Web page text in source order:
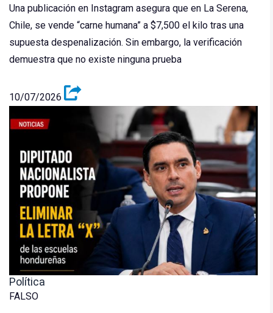
Una publicación en Instagram asegura que en La Serena,
Chile, se vende “carne humana” a $7,500 el kilo tras una
supuesta despenalización. Sin embargo, la verificación
demuestra que no existe ninguna prueba
10/07/2026
Política
FALSO